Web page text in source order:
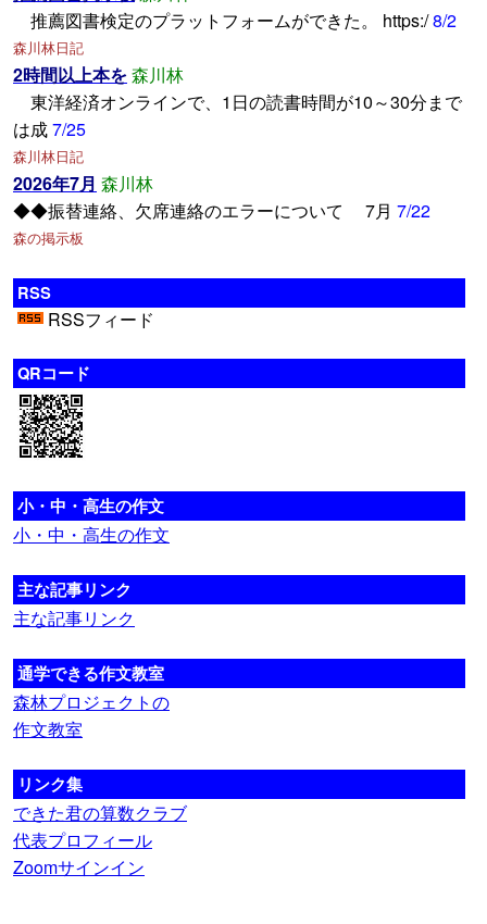
推薦図書検定のプラットフォームができた。 https:/8/2
森川林日記
2時間以上本を森川林
東洋経済オンラインで、1日の読書時間が10～30分まで
は成7/25
森川林日記
2026年7月 森川林
◆◆振替連絡、欠席連絡のエラーについて 7月 7/22
森の掲示板
RSS
RSSフィード
QRコード
小・中・高生の作文
小・中・高生の作文
主な記事リンク
主な記事リンク
通学できる作文教室
森林プロジェクトの
作文教室
リンク集
できた君の算数クラブ
代表プロフィール
Zoomサインイン